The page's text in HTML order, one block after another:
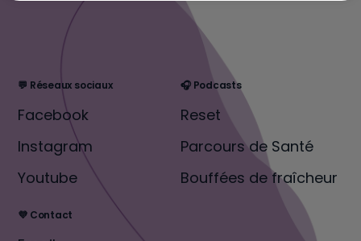
💬 Réseaux sociaux
Facebook
Instagram
Youtube
🎧 Podcasts
Reset
Parcours de Santé
Bouffées de fraîcheur
💜 Contact